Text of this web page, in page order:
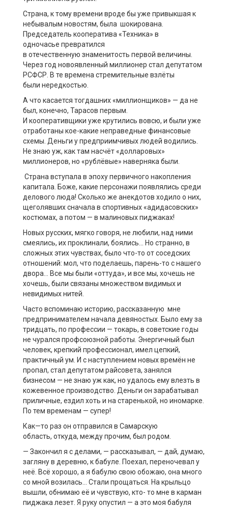
Страна, к тому времени вроде бы уже привыкшая к
небывалым новостям, была шокирована.
Председатель кооператива «Техника» в
одночасье превратился
в отечественную знаменитость первой величины
Через год новоявленный миллионер стал депутатом
РСФСР. В те времена стремительные взлёты
были нередкостью
А что касается тогдашних «миллионщиков» — да не
был, конечно, Тарасов первым.
И кооперативщики уже крутились вовсю, и были уже
отработаны кое-какие неправедные финансовые
схемы. Деньги у предприимчивых людей водились.
Не знаю уж, как там насчёт «долларовых»
миллионеров, но «рублёвые» наверняка были.
Страна вступала в эпоху первичного накопления
капитала. Боже, какие персонажи появлялись среди
делового люда! Сколько же анекдотов ходило о них,
щеголявших сначала в спортивных «адидасовских»
костюмах, а потом — в малиновых пиджаках!
Новых русских, мягко говоря, не любили, над ними
смеялись, их проклинали, боялись… Но странно, в
сложных этих чувствах, было что-то от соседских
отношений: мол, что поделаешь, парень-то с нашего
двора
Все мы были «оттуда», и все мы, хочешь не
хочешь, были связаны множеством видимых и
невидимых нитей.
Часто вспоминаю историю, рассказанную мне
предпринимателем начала девяностых. Было ему за
тридцать, по профессии — токарь, в советские годы
не чурался профсоюзной работы. Энергичный был
человек, крепкий профессионал, имел цепкий,
практичный ум. И с наступлением новых времён не
пропал, стал депутатом райсовета, занялся
бизнесом — не знаю уж как, но удалось ему влезть в
кожевенное производство. Деньги он зарабатывал
приличные, ездил хоть и на старенькой, но иномарке.
По тем временам — супер!
Как—то раз он отправился в Самарскую
область, откуда, между прочим, был родом.
— Закончил я с делами, — рассказывал, — дай, думаю,
загляну в деревню, к бабуле. Поехал, переночевал у
неё. Всё хорошо, а я бабулю свою обожаю, она много
со мной возилась… Стали прощаться. На крыльцо
вышли, обнимаю её и чувствую, кто- то мне в карман
пиджака лезет. Я руку опустил — а это моя бабуля